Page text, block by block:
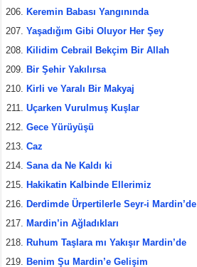
Keremin Babası Yangınında
Yaşadığım Gibi Oluyor Her Şey
Kilidim Cebrail Bekçim Bir Allah
Bir Şehir Yakılırsa
Kirli ve Yaralı Bir Makyaj
Uçarken Vurulmuş Kuşlar
Gece Yürüyüşü
Caz
Sana da Ne Kaldı ki
Hakikatin Kalbinde Ellerimiz
Derdimde Ürpertilerle Seyr-i Mardin’de
Mardin’in Ağladıkları
Ruhum Taşlara mı Yakışır Mardin’de
Benim Şu Mardin’e Gelişim